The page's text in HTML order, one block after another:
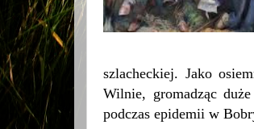
szlacheckiej. Jako
Wilnie, gromadząc
podczas epidemii w